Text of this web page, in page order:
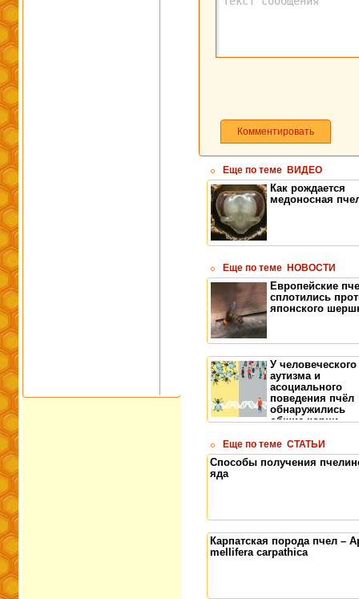
Комментировать
Еще по теме ВИДЕО
Как рождается
медоносная
Еще по теме НОВОСТИ
Европейские
сплотились
японского
У человеческого
аутизма и
асоциального
поведения пчёл
обнаружились
общие корни
Еще по теме СТАТЬИ
Способы получения
яда
Карпатская порода пчел –
mellifera carpathica